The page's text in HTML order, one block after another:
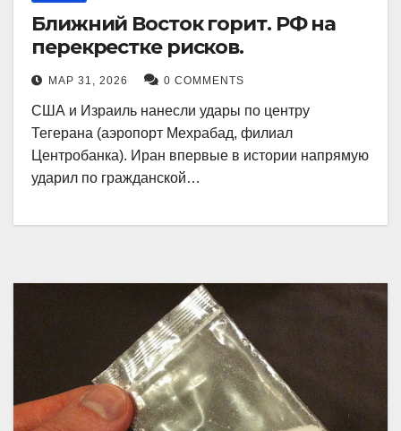
Ближний Восток горит. РФ на
перекрестке рисков.
МАР 31, 2026 0 COMMENTS
США и Израиль нанесли удары по центру
Тегерана (аэропорт Мехрабад, филиал
Центробанка). Иран впервые в истории напрямую
ударил по гражданской…